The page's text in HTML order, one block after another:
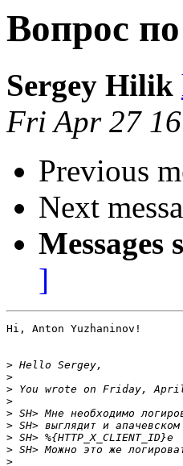
Вопрос
Sergey Hilik
Fri Apr 27
Previous
Next
Messages
]
Hi, Anton Yuzhaninov!
>
>
>
>
>
>
>
>
>